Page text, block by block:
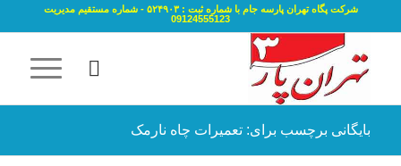
شرکت پگاه تهران پارسه جام با شماره ثبت : ۵۲۴۹۰۳ - شماره مستقیم مدیریت
09124555123
بایگانی برچسب برای: تعمیرات چاه نارمک